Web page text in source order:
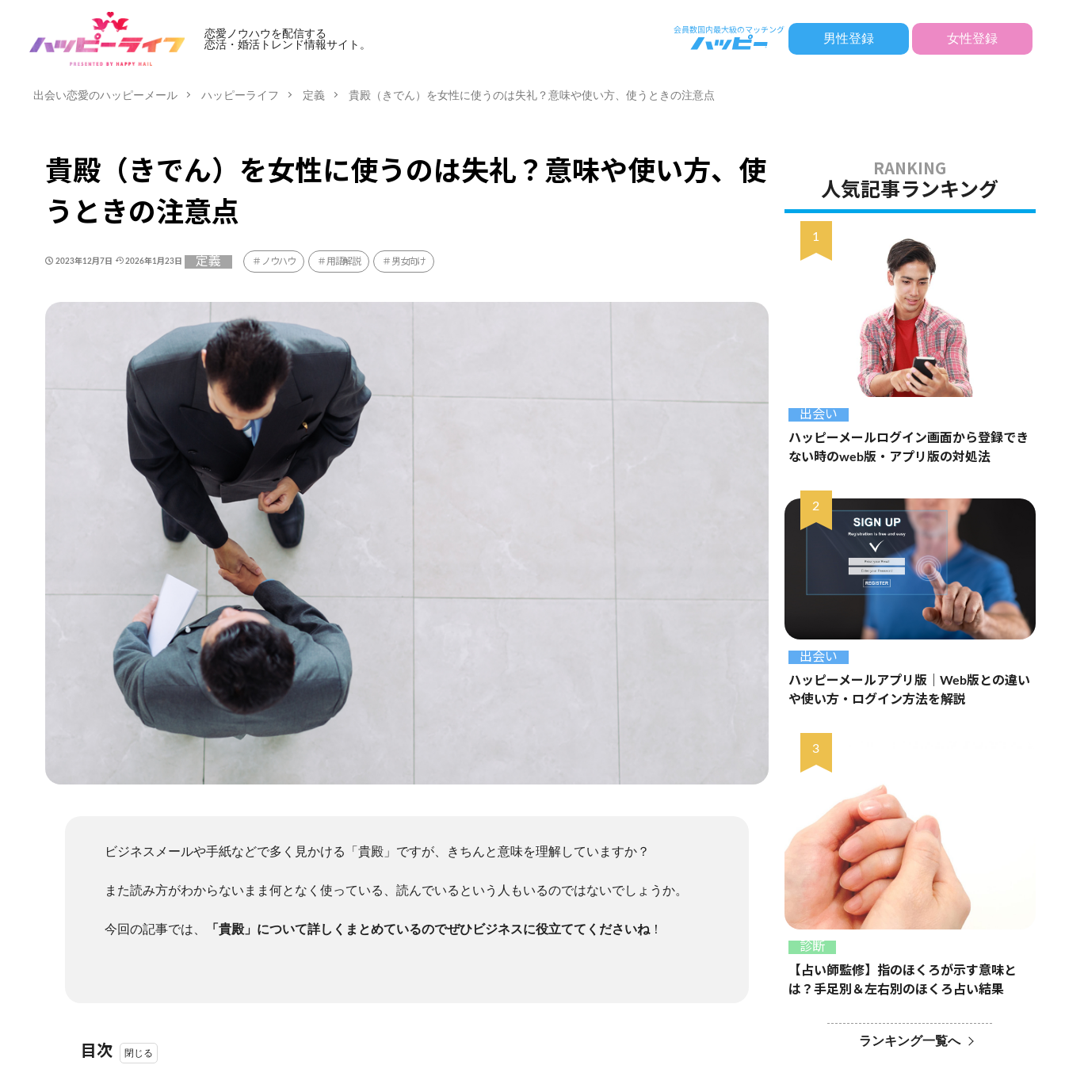
恋愛ノウハウを配信する
恋活・婚活トレンド情報サイト。
男性登録 女性登録
出会い恋愛のハッピーメール ハッピーライフ 定義 貴殿（きでん）を女性に使うのは失礼？意味や使い方、使うときの注意点
貴殿（きでん）を女性に使うのは失礼？意味や使い方、使
うときの注意点
2023年12月7日 2026年1月23日 定義 ノウハウ 用語解説 男女向け
ビジネスメールや手紙などで多く見かける「貴殿」ですが、きちんと意味を理解していますか？
また読み方がわからないまま何となく使っている、読んでいるという人もいるのではないでしょうか。
今回の記事では、 「貴殿」について詳しくまとめているのでぜひビジネスに役立ててくださいね ！
目次
人気記事ランキング
出会い
ハッピーメールログイン画面から登録でき
ない時のweb版・アプリ版の対処法
出会い
ハッピーメールアプリ版｜Web版との違い
や使い方・ログイン方法を解説
診断
【占い師監修】指のほくろが示す意味と
は？手足別＆左右別のほくろ占い結果
ランキング一覧へ